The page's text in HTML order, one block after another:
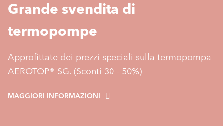
Grande svendita di
termopompe
Approfittate dei prezzi speciali sulla termopompa
AEROTOP® SG. (Sconti 30 - 50%)
MAGGIORI INFORMAZIONI